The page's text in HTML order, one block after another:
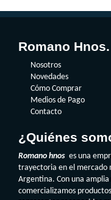
Romano Hnos.
Nosotros
Novedades
Cómo Comprar
Medios de Pago
Contacto
¿Quiénes
Romano hnos es una
trayectoria en el mercado
Argentina. Con una
comercializamos